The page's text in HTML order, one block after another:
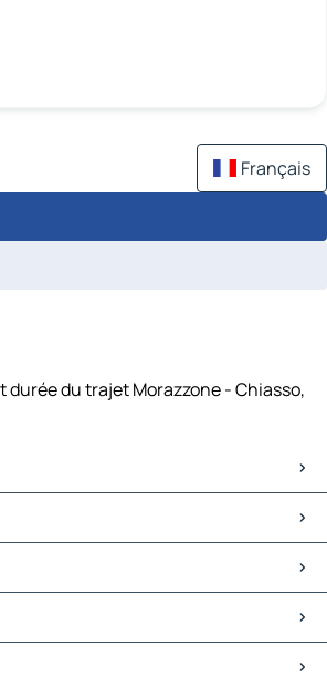
Français
du trajet Morazzone - Chiasso,